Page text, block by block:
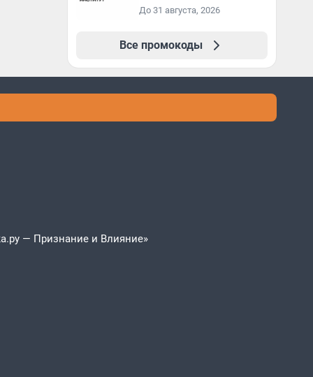
До 31 августа, 2026
Все промокоды
— Признание и Влияние»